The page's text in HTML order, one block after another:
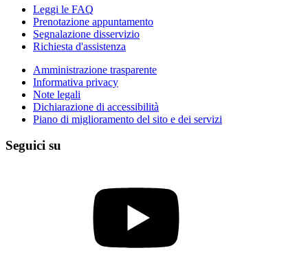
Leggi le FAQ
Prenotazione appuntamento
Segnalazione disservizio
Richiesta d'assistenza
Amministrazione trasparente
Informativa privacy
Note legali
Dichiarazione di accessibilità
Piano di miglioramento del sito e dei servizi
Seguici su